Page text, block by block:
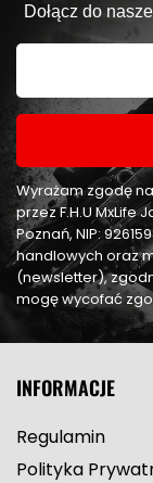
Dołącz do
Wyrażam zgodę
przez F.H.U MxLife
Poznań, NIP:
handlowych oraz
(newsletter),
mogę wycofać
INFORMACJE
Regulamin
Polityka